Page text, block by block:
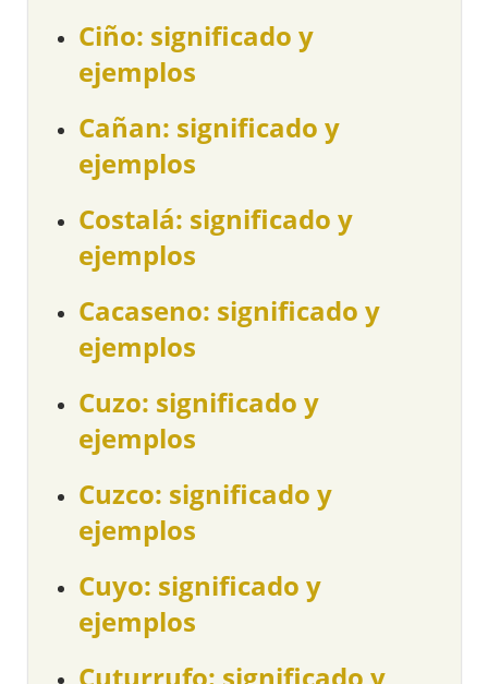
Ciño: significado y
ejemplos
Cañan: significado y
ejemplos
Costalá: significado y
ejemplos
Cacaseno: significado y
ejemplos
Cuzo: significado y
ejemplos
Cuzco: significado y
ejemplos
Cuyo: significado y
ejemplos